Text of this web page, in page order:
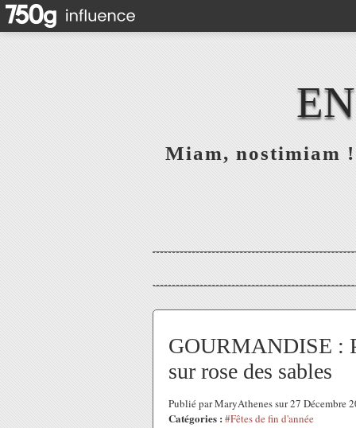
Miam, nostimiam !
GOURMANDISE :
sur rose des sables
Publié par MaryAthenes sur 27 Décembre
Catégories : #Fêtes de fin d'année